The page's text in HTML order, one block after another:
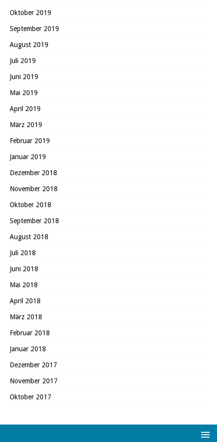
Oktober 2019
September 2019
August 2019
Juli 2019
Juni 2019
Mai 2019
April 2019
März 2019
Februar 2019
Januar 2019
Dezember 2018
November 2018
Oktober 2018
September 2018
August 2018
Juli 2018
Juni 2018
Mai 2018
April 2018
März 2018
Februar 2018
Januar 2018
Dezember 2017
November 2017
Oktober 2017